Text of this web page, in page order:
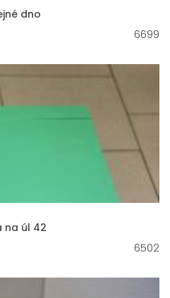
dno
6699
na úl 42
6502